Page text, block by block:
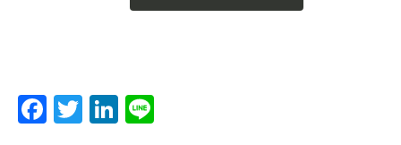
F T Li